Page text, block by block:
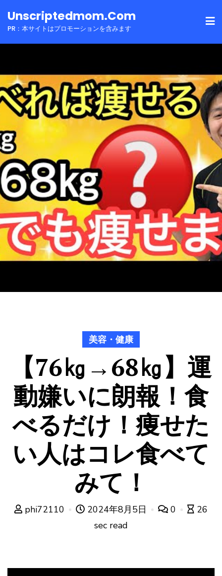
toUnscriptedmom.com
PR：本サイトはプロモーションを含みます
美容・健康
【76㎏→68㎏】運
動嫌いに朗報！食
べるだけ！痩せた
い人はコレ食べて
みて！
phi72110 2024年8月5日 0
26
sec read